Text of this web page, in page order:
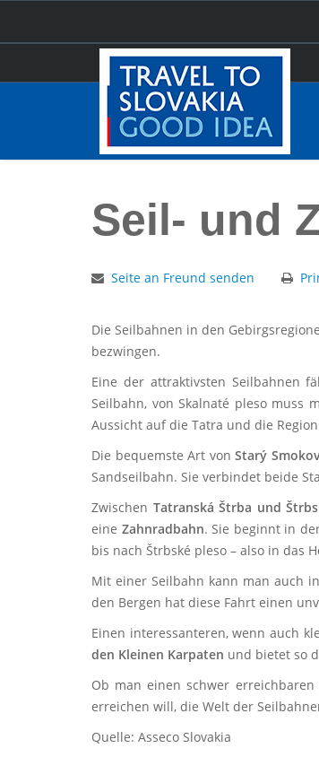
Hauptseite Seil- und Zahnradbahnen
Seil- und
Seite an Freund senden
Die Seilbahnen in den
bezwingen.
Eine der attraktivsten Seilbahnen
Seilbahn, von Skalnaté pleso
Aussicht auf die Tatra und die
Die bequemste Art von Starý
Sandseilbahn. Sie verbindet beide
Zwischen Tatranská Štrba und
eine Zahnradbahn. Sie beginnt in
bis nach Štrbské pleso – also in das
Mit einer Seilbahn kann man auch
den Bergen hat diese Fahrt einen
Einen interessanteren, wenn auch
den Kleinen Karpaten und bietet so
Ob man einen schwer
erreichen will, die Welt der
Quelle: Asseco Slovakia